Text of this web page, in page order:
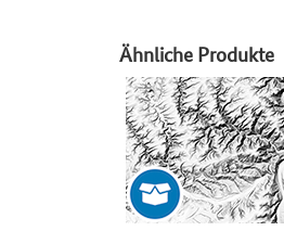
Ähnliche Produkte